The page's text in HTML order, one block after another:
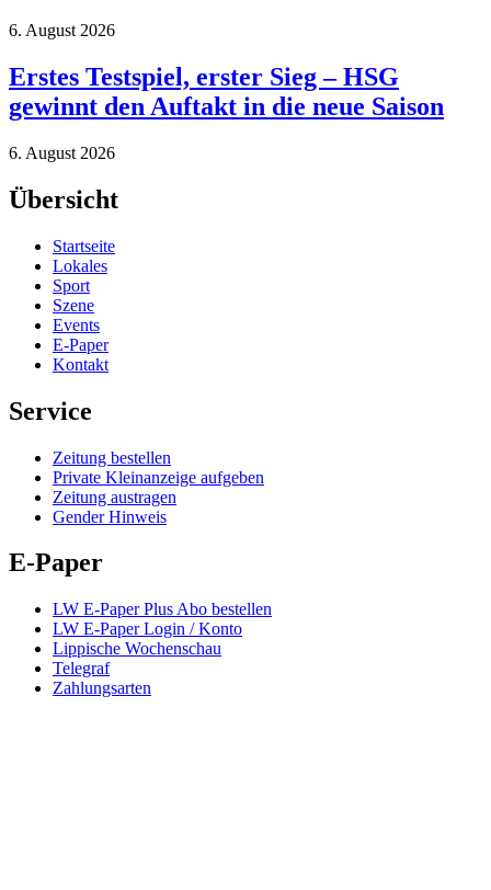
6. August 2026
Erstes Testspiel, erster Sieg – HSG
gewinnt den Auftakt in die neue Saison
6. August 2026
Übersicht
Startseite
Lokales
Sport
Szene
Events
E-Paper
Kontakt
Service
Zeitung bestellen
Private Kleinanzeige aufgeben
Zeitung austragen
Gender Hinweis
E-Paper
LW E-Paper Plus Abo bestellen
LW E-Paper Login / Konto
Lippische Wochenschau
Telegraf
Zahlungsarten